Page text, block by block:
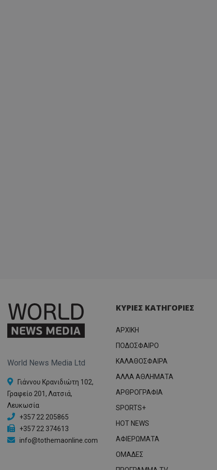
World News Media Ltd
Γιάννου Κρανιδιώτη 102,
Γραφείο 201, Λατσιά,
Λευκωσία
+357 22 205865
+357 22 374613
info@tothemaonline.com
ΚΥΡΙΕΣ ΚΑΤΗΓΟΡΙΕΣ
ΑΡΧΙΚΗ
ΠΟΔΟΣΦΑΙΡΟ
ΚΑΛΑΘΟΣΦΑΙΡΑ
ΑΛΛΑ ΑΘΛΗΜΑΤΑ
ΑΡΘΡΟΓΡΑΦΙΑ
SPORTS+
HOT NEWS
ΑΦΙΕΡΩΜΑΤΑ
ΟΜΑΔΕΣ